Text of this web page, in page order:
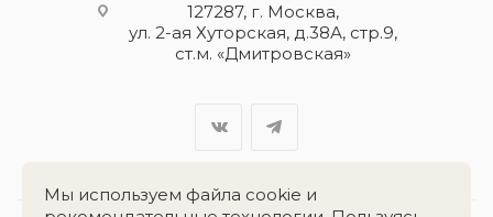
127287, г. Москва,
ул. 2-ая Хуторская, д.38А, стр.9,
ст.м. «Дмитровская»
Мы используем файла cookie и